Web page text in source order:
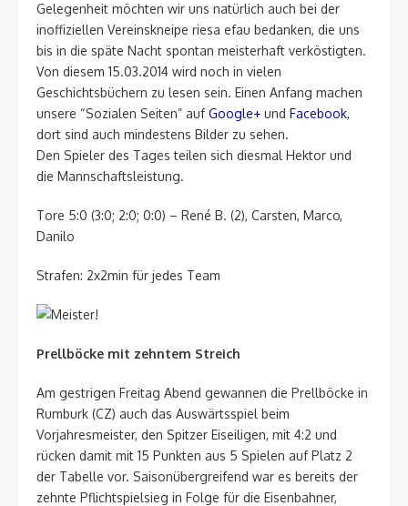
Gelegenheit möchten wir uns natürlich auch bei der
inoffiziellen Vereinskneipe riesa efau bedanken, die uns
bis in die späte Nacht spontan meisterhaft verköstigten.
Von diesem 15.03.2014 wird noch in vielen
Geschichtsbüchern zu lesen sein. Einen Anfang machen
unsere “Sozialen Seiten” aufGoogle+ und Facebook,
dort sind auch mindestens Bilder zu sehen.
Den Spieler des Tages teilen sich diesmal Hektor und
die Mannschaftsleistung.
Tore 5:0 (3:0; 2:0; 0:0) – René B. (2), Carsten, Marco,
Danilo
Strafen: 2x2min für jedes Team
Prellböcke mit zehntem Streich
Am gestrigen Freitag Abend gewannen die Prellböcke in
Rumburk (CZ) auch das Auswärtsspiel beim
Vorjahresmeister, den Spitzer Eiseiligen, mit 4:2 und
rücken damit mit 15 Punkten aus 5 Spielen auf Platz 2
der Tabelle vor. Saisonübergreifend war es bereits der
zehnte Pflichtspielsieg in Folge für die Eisenbahner,